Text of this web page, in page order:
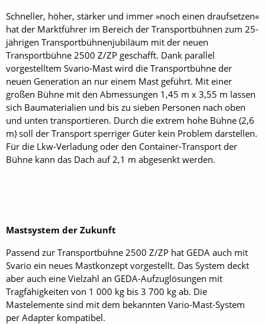
Schneller, höher, stärker und immer »noch einen draufsetzen«
hat der Marktführer im Bereich der Transportbühnen zum 25-
jährigen Transportbühnenjubiläum mit der neuen
Transportbühne 2500 Z/ZP geschafft. Dank parallel
vorgestelltem Svario-Mast wird die Transportbühne der
neuen Generation an nur einem Mast geführt. Mit einer
großen Bühne mit den Abmessungen 1,45 m x 3,55 m lassen
sich Baumaterialien und bis zu sieben Personen nach oben
und unten transportieren. Durch die extrem hohe Bühne (2,6
m) soll der Transport sperriger Güter kein Problem darstellen.
Für die Lkw-Verladung oder den Container-Transport der
Bühne kann das Dach auf 2,1 m abgesenkt werden.
Mastsystem der Zukunft
Passend zur Transportbühne 2500 Z/ZP hat GEDA auch mit
Svario ein neues Mastkonzept vorgestellt. Das System deckt
aber auch eine Vielzahl an GEDA-Aufzuglösungen mit
Tragfähigkeiten von 1 000 kg bis 3 700 kg ab. Die
Mastelemente sind mit dem bekannten Vario-Mast-System
per Adapter kompatibel.